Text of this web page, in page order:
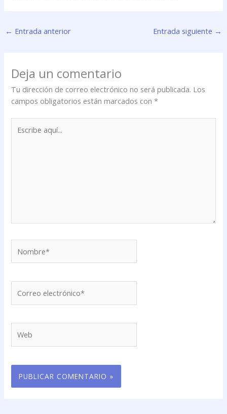
← Entrada anterior Entrada siguiente →
Deja un comentario
Tu dirección de correo electrónico no será publicada. Los
campos obligatorios están marcados con*
aquí...
electrónico*